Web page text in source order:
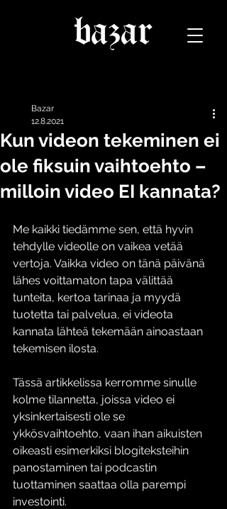
Kun videon tekeminen ei
ole fiksuin vaihtoehto –
milloin video EI kannata?
Bazar
12.8.2021
Me kaikki tiedämme sen, että hyvin
tehdylle videolle on vaikea vetää
vertoja. Vaikka video on tänä päivänä
lähes voittamaton tapa välittää
tunteita, kertoa tarinaa ja myydä
tuotetta tai palvelua, ei videota
kannata lähteä tekemään ainoastaan
tekemisen ilosta.
Tässä artikkelissa kerromme sinulle
kolme tilannetta, joissa video ei
yksinkertaisesti ole se
ykkösvaihtoehto, vaan ihan aikuisten
oikeasti esimerkiksi blogiteksteihin
panostaminen tai podcastin
tuottaminen saattaa olla parempi
investointi.